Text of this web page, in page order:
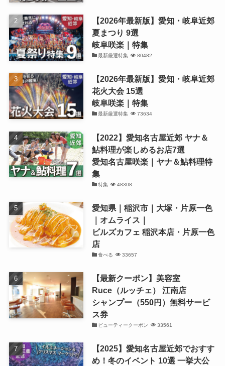
【2026年最新版】愛知・岐阜近郊
夏まつり 9選
岐阜咲楽｜特集
最新厳選特集 80482
【2026年最新版】愛知・岐阜近郊
花火大会 15選
岐阜咲楽｜特集
最新厳選特集 73634
【2022】愛知名古屋近郊 ヤナ＆
鮎料理が楽しめるお店7選
愛知名古屋咲楽｜ヤナ＆鮎料理特
集
特集 48308
愛知県｜稲沢市｜大塚・片原一色
｜オムライス｜
ビルズカフェ 稲沢本店・片原一色
店
食べる 33657
【最新クーポン】美容室
Ruce（ルッチェ） 江南店
シャンプー（550円）無料サービ
ス券
ビューティークーポン 33561
【2025】愛知名古屋近郊でおすす
め！冬のイベント 10選 一挙大公